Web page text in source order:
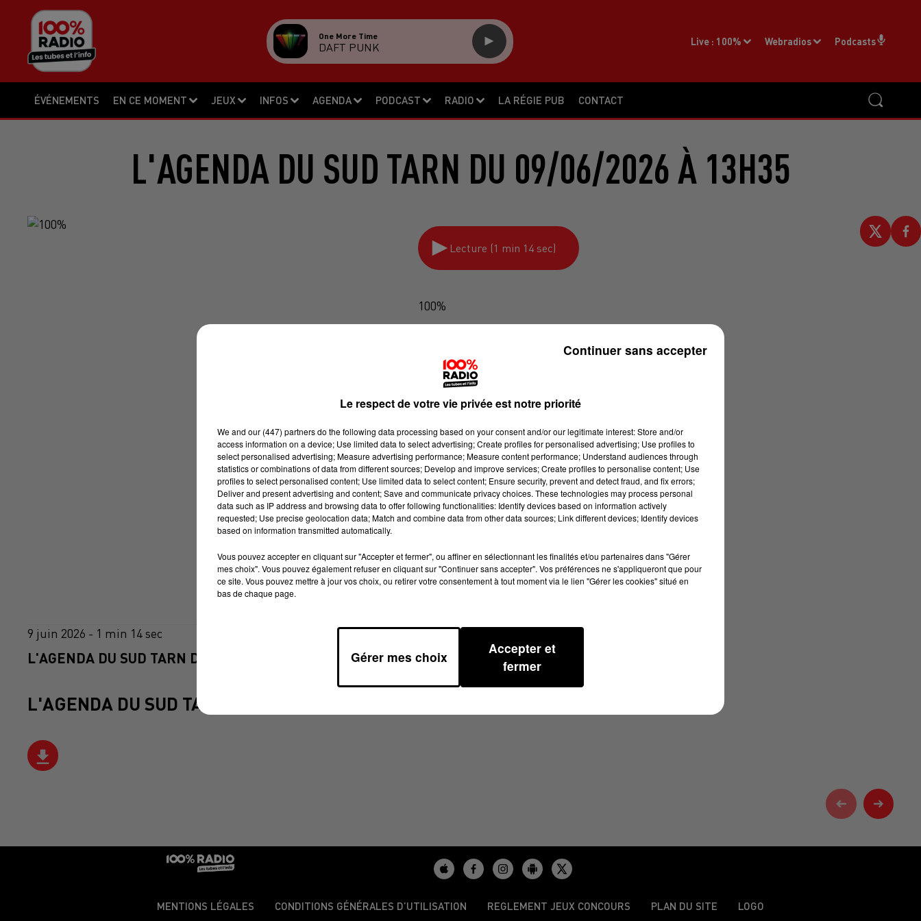
ÉVÉNEMENTS EN CE MOMENT JEUX INFOS AGENDA PODCAST RADIO LA RÉGIE PUB CONTACT
Live : 100% Webradios Podcasts
One More Time
DAFT PUNK
L'AGENDA DU SUD TARN DU 09/06/2026 À 13H35
Lecture (1 min 14 sec)
100%
9 juin 2026 - 1 min 14 sec
L'AGENDA DU SUD TARN DU 09/06/2026 À 13H35
L'AGENDA DU SUD TARN
MENTIONS LÉGALES CONDITIONS GÉNÉRALES D’UTILISATION REGLEMENT JEUX CONCOURS PLAN DU SITE LOGO
Le respect de votre vie privée est notre priorité
We and our (447) partnersdo the following data processing based on your consent and/or our legitimate interest: Store and/or
access information on a device; Use limited data to select advertising; Create profiles for personalised advertising; Use profiles to
select personalised advertising; Measure advertising performance; Measure content performance; Understand audiences through
statistics or combinations of data from different sources; Develop and improve services; Create profiles to personalise content; Use
profiles to select personalised content; Use limited data to select content; Ensure security, prevent and detect fraud, and fix errors;
Deliver and present advertising and content; Save and communicate privacy choices. These technologies may process personal
data such as IP address and browsing data to offer following functionalities: Identify devices based on information actively
requested; Use precise geolocation data; Match and combine data from other data sources; Link different devices; Identify devices
based on information transmitted automatically.
Vous pouvez accepter en cliquant sur "Accepter et fermer", ou affiner en sélectionnant les finalités et/ou partenaires dans "Gérer
mes choix". Vous pouvez également refuser en cliquant sur "Continuer sans accepter". Vos préférences ne s'appliqueront que pour
ce site. Vous pouvez mettre à jour vos choix, ou retirer votre consentement à tout moment via le lien "Gérer les cookies" situé en
bas de chaque page.
Gérer mes choix
Accepter et
fermer
Continuer sans accepter